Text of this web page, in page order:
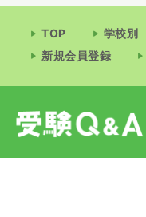
TOP 学校別
新規会員登録